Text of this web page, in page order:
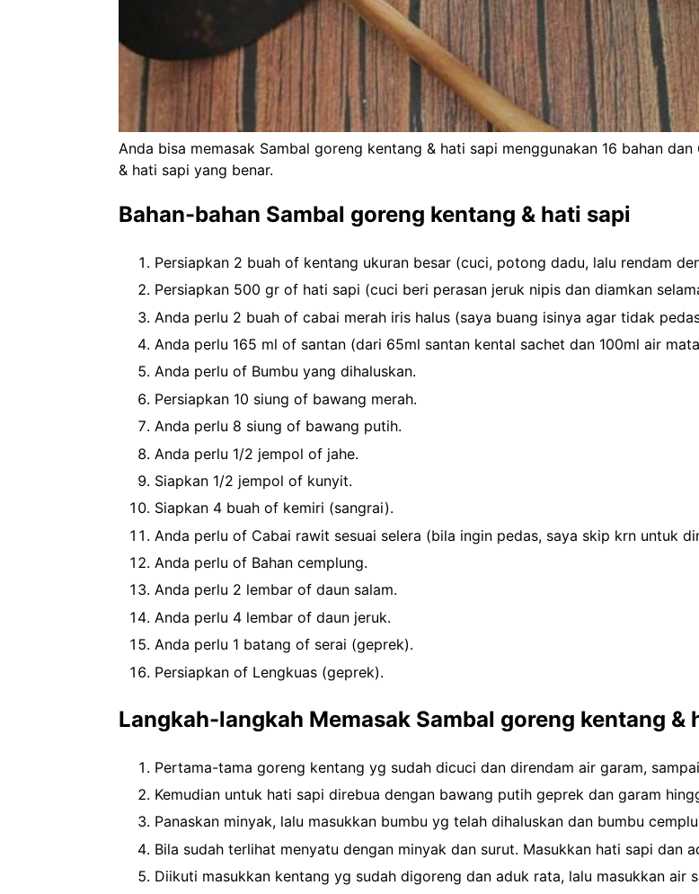
Anda bisa memasak Sambal goreng kentang & hati sapi menggunakan 16 bahan
& hati sapi yang benar.
Bahan-bahan Sambal goreng kentang & hati sapi
Persiapkan 2 buah of kentang ukuran besar (cuci, potong dadu, lalu rendam
Persiapkan 500 gr of hati sapi (cuci beri perasan jeruk nipis dan diamkan
Anda perlu 2 buah of cabai merah iris halus (saya buang isinya agar tidak
Anda perlu 165 ml of santan (dari 65ml santan kental sachet dan 100ml air
Anda perlu of Bumbu yang dihaluskan.
Persiapkan 10 siung of bawang merah.
Anda perlu 8 siung of bawang putih.
Anda perlu 1/2 jempol of jahe.
Siapkan 1/2 jempol of kunyit.
Siapkan 4 buah of kemiri (sangrai).
Anda perlu of Cabai rawit sesuai selera (bila ingin pedas, saya skip krn untuk
Anda perlu of Bahan cemplung.
Anda perlu 2 lembar of daun salam.
Anda perlu 4 lembar of daun jeruk.
Anda perlu 1 batang of serai (geprek).
Persiapkan of Lengkuas (geprek).
Langkah-langkah Memasak Sambal goreng kentang &
Pertama-tama goreng kentang yg sudah dicuci dan direndam air garam,
Kemudian untuk hati sapi direbua dengan bawang putih geprek dan garam
Panaskan minyak, lalu masukkan bumbu yg telah dihaluskan dan bumbu
Bila sudah terlihat menyatu dengan minyak dan surut. Masukkan hati sapi dan
Diikuti masukkan kentang yg sudah digoreng dan aduk rata, lalu masukkan air